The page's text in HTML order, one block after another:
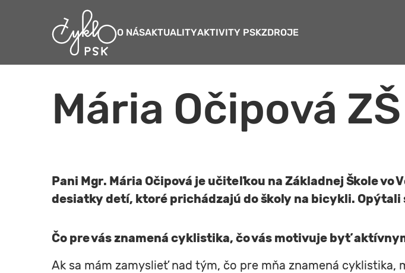
O NÁSAKTUALITYAKTIVITY PSKZDROJE
Mária Očipová
Pani Mgr. Mária Očipová je učiteľkou na Základnej Škole
desiatky detí, ktoré prichádzajú do školy na bicykli.
Čo pre vás znamená cyklistika, čo vás motivuje byť
Ak sa mám zamyslieť nad tým, čo pre mňa znamená